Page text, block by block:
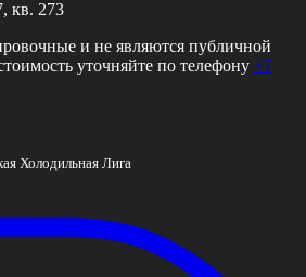
кв. 273
и не являются публичной
уточняйте по телефону +7
Холодильная Лига